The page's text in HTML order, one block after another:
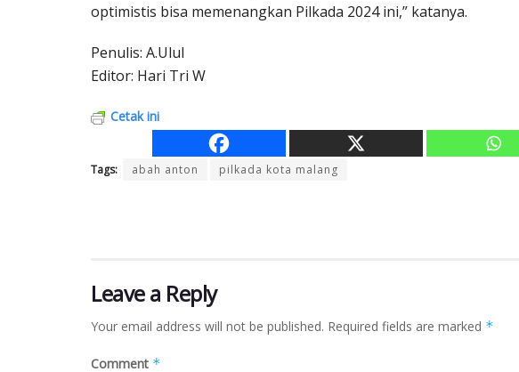
optimistis bisa memenangkan Pilkada 2024 ini,” katanya.
Penulis: A.Ulul
Editor: Hari Tri W
Cetak ini
Tags: abah anton pilkada kota malang
Leave a Reply
Your email address will not be published. Required fields are marked *
Comment *